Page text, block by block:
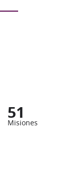
51
Misiones